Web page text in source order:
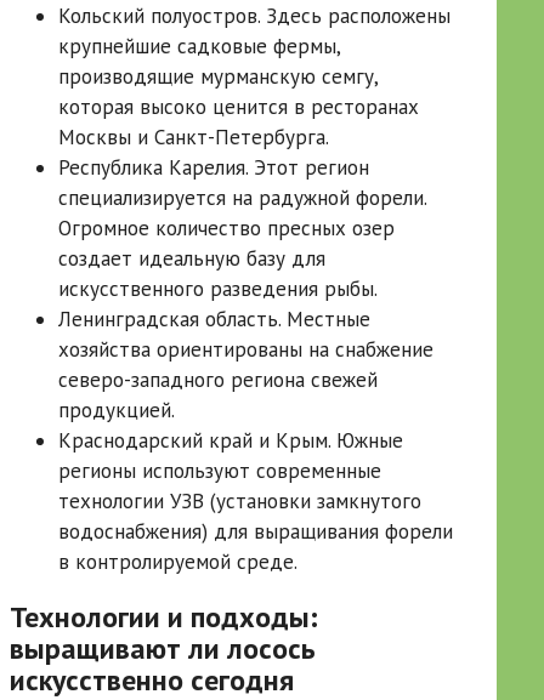
Кольский полуостров. Здесь расположены
крупнейшие садковые фермы,
производящие мурманскую семгу,
которая высоко ценится в ресторанах
Москвы и Санкт-Петербурга.
Республика Карелия. Этот регион
специализируется на радужной форели.
Огромное количество пресных озер
создает идеальную базу для
искусственного разведения рыбы.
Ленинградская область. Местные
хозяйства ориентированы на снабжение
северо-западного региона свежей
продукцией.
Краснодарский край и Крым. Южные
регионы используют современные
технологии УЗВ (установки замкнутого
водоснабжения) для выращивания форели
в контролируемой среде.
Технологии и подходы:
выращивают ли лосось
искусственно сегодня